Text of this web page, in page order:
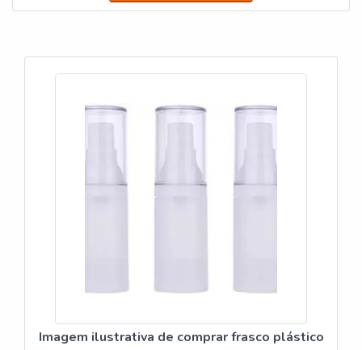
Imagem ilustrativa de comprar frasco plástico